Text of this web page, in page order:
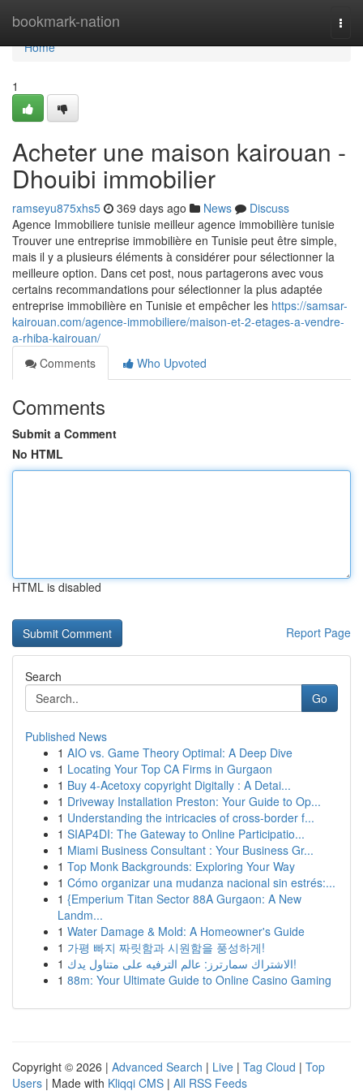
bookmark-nation
Home
Home
1
Acheter une maison kairouan -
Dhouibi immobilier
ramseyu875xhs5 369 days ago News
Discuss
Agence Immobiliere tunisie meilleur agence immobilière tunisie
Trouver une entreprise immobilière en Tunisie peut être simple,
mais il y a plusieurs éléments à considérer pour sélectionner la
meilleure option. Dans cet post, nous partagerons avec vous
certains recommandations pour sélectionner la plus adaptée
entreprise immobilière en Tunisie et empêcher les https://samsar-
kairouan.com/agence-immobiliere/maison-et-2-etages-a-vendre-
a-rhiba-kairouan/
Comments
Who Upvoted
Comments
Submit a Comment
No HTML
HTML is disabled
Report Page
Search
Go
Published News
1 AIO vs. Game Theory Optimal: A Deep Dive
1 Locating Your Top CA Firms in Gurgaon
1 Buy 4-Acetoxy copyright Digitally : A Detai...
1 Driveway Installation Preston: Your Guide to Op...
1 Understanding the intricacies of cross-border f...
1 SIAP4DI: The Gateway to Online Participatio...
1 Miami Business Consultant : Your Business Gr...
1 Top Monk Backgrounds: Exploring Your Way
1 Cómo organizar una mudanza nacional sin estrés:...
1 {Emperium Titan Sector 88A Gurgaon: A New
Landm...
1 Water Damage & Mold: A Homeowner's Guide
1 가평 빠지 짜릿함과 시원함을 풍성하게!
1
الاشتراك سمارترز: عالم الترفيه على متناول يدك!
1 88m: Your Ultimate Guide to Online Casino Gaming
Copyright © 2026 | Advanced Search | Live | Tag Cloud | Top
Users | Made with Kliqqi CMS | All RSS Feeds